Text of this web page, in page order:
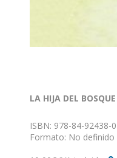
LA HIJA DEL BOSQUE
ISBN: 978-84-92438-
Formato: No definido